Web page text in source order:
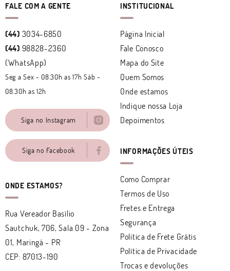
FALE COM A GENTE
(44) 3034-6850
(44) 98828-2360
(WhatsApp)
Seg a Sex - 08.30h as 17h Sáb -
08.30h as 12h
Siga no Instagram
Siga no Facebook
ONDE ESTAMOS?
Rua Vereador Basílio
Sautchuk, 706, Sala 09 - Zona
01, Maringá - PR
CEP: 87013-190
INSTITUCIONAL
Página Inicial
Fale Conosco
Mapa do Site
Quem Somos
Onde estamos
Indique nossa Loja
Depoimentos
INFORMAÇÕES ÚTEIS
Como Comprar
Termos de Uso
Fretes e Entrega
Segurança
Politica de Frete Grátis
Política de Privacidade
Trocas e devoluções